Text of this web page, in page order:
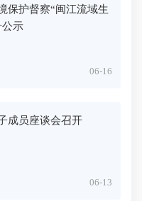
保护督察“闽江流域生
公示
06-16
成员座谈会召开
06-13